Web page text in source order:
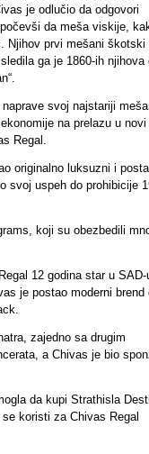
je odlučio da odgovori
da meša viskije,
Njihov prvi mešani
ga je 1860-ih njihova
svoj najstariji
na prelazu u
Regal.
originalno luksuzni i
svoj uspeh do prohibicije
koji su obezbedili
12 godina star u SAD-
je postao moderni brend
zajedno sa drugim
a Chivas je bio
da kupi Strathisla
koristi za Chivas Regal